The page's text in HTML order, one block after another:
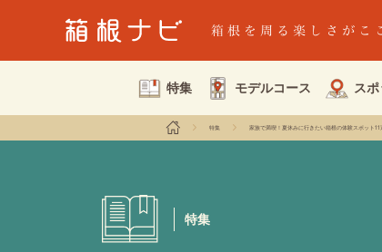
特集 モデルコース スポ
特集 家族で満喫！夏休みに行きたい箱根の体験スポット11
特集